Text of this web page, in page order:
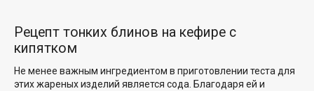
Рецепт тонких блинов на кефире с
кипятком
Не менее важным ингредиентом в приготовлении теста для
этих жареных изделий является сода. Благодаря ей и